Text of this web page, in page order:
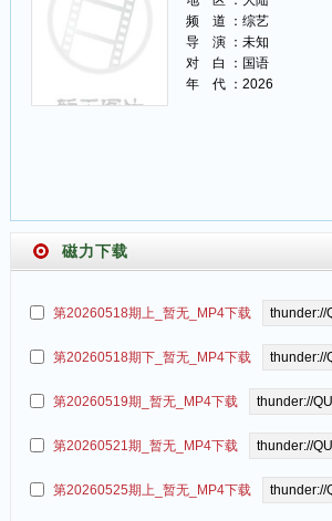
频 道 ：综艺
导 演 ：未知
对 白 ：国语
年 代 ：2026
磁力下载
第20260518期上_暂无_MP4下载
第20260518期下_暂无_MP4下载
第20260519期_暂无_MP4下载
第20260521期_暂无_MP4下载
第20260525期上_暂无_MP4下载